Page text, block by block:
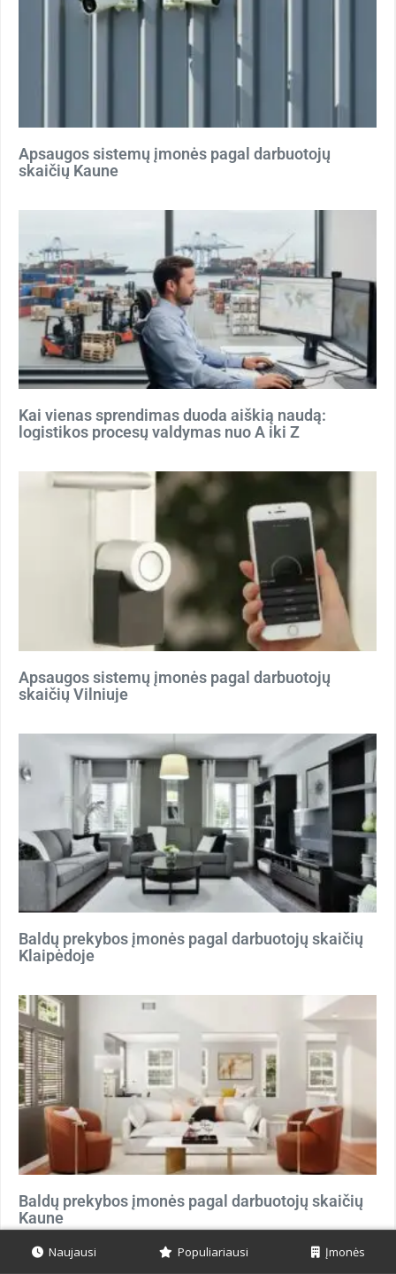
Apsaugos sistemų įmonės pagal darbuotojų
skaičių Kaune
Kai vienas sprendimas duoda aiškią naudą:
logistikos procesų valdymas nuo A iki Z
Apsaugos sistemų įmonės pagal darbuotojų
skaičių Vilniuje
Baldų prekybos įmonės pagal darbuotojų skaičių
Klaipėdoje
Baldų prekybos įmonės pagal darbuotojų skaičių
Kaune
Naujausi Populiariausi Įmonės